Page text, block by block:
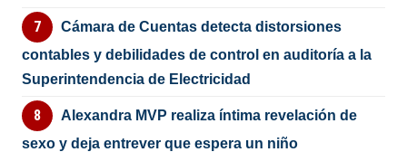
Cámara de Cuentas detecta distorsiones
contables y debilidades de control en auditoría a la
Superintendencia de Electricidad
Alexandra MVP realiza íntima revelación de
sexo y deja entrever que espera un niño